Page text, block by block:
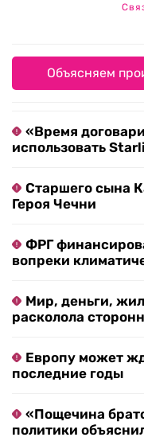
Объясняем
«Время
использовать
Старшего сына
Героя Чечни
ФРГ
вопреки
Мир, деньги,
расколола
Европу может
последние годы
«Пощечина
политики